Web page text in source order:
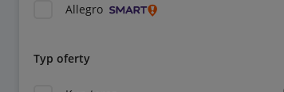
Allegro
Typ oferty